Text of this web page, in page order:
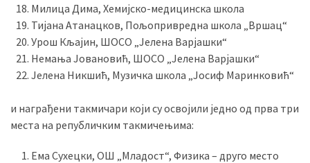
Милица Дима, Хемијско-медицинска школа
Тијана Атанацков, Пољопривредна школа „Вршац“
Урош Кљајин, ШОСО „Јелена Варјашки“
Немања Јовановић, ШОСО „Јелена Варјашки“
Јелена Никшић, Музичка школа „Јосиф Маринковић“
и награђени такмичари који су освојили једно од прва три
места на републичким такмичењима:
Ема Сухецки, ОШ „Младост“, Физика – друго место